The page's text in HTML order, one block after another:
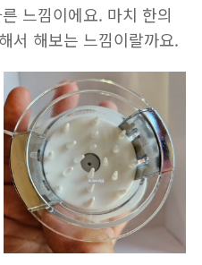
느낌이에요. 마치 한의
서 해보는 느낌이랄까요.